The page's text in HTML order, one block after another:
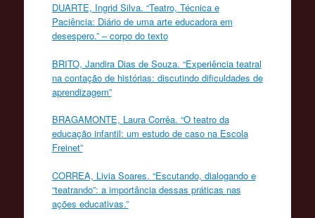
DUARTE, Ingrid Silva. “Teatro, Técnica e
Paciência: Diário de uma arte educadora em
desespero.” – corpo do texto
BRITO, Jandira Dias de Souza. “Experiência teatral
na contação de histórias: discutindo dificuldades de
aprendizagem”
BRAGAMONTE, Laura Corrêa. “O teatro da
educação infantil: um estudo de caso na Escola
Freinet”
CORREA, Livia Soares. “Escutando, dialogando e
“teatrando”: a importância dessas práticas nas
ações educativas.”